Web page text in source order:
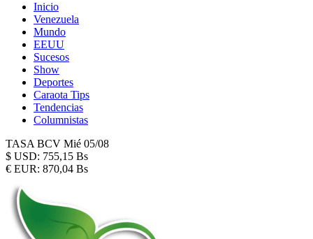
Inicio
Venezuela
Mundo
EEUU
Sucesos
Show
Deportes
Caraota Tips
Tendencias
Columnistas
TASA BCV Mié 05/08
$ USD: 755,15 Bs
€ EUR: 870,04 Bs